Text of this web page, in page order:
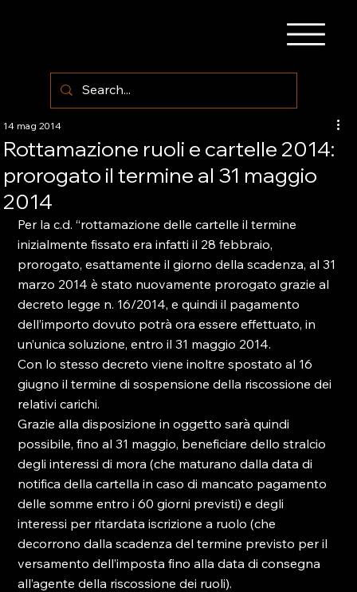
Rottamazione ruoli e cartelle 2014:
prorogato il termine al 31 maggio
2014
14 mag 2014
Per la c.d. “rottamazione delle cartelle il termine
inizialmente fissato era infatti il 28 febbraio,
prorogato, esattamente il giorno della scadenza, al 31
marzo 2014 è stato nuovamente prorogato grazie al
decreto legge n. 16/2014, e quindi il pagamento
dell’importo dovuto potrà ora essere effettuato, in
un’unica soluzione, entro il 31 maggio 2014.
Con lo stesso decreto viene inoltre spostato al 16
giugno il termine di sospensione della riscossione dei
relativi carichi.
Grazie alla disposizione in oggetto sarà quindi
possibile, fino al 31 maggio, beneficiare dello stralcio
degli interessi di mora (che maturano dalla data di
notifica della cartella in caso di mancato pagamento
delle somme entro i 60 giorni previsti) e degli
interessi per ritardata iscrizione a ruolo (che
decorrono dalla scadenza del termine previsto per il
versamento dell’imposta fino alla data di consegna
all’agente della riscossione dei ruoli).